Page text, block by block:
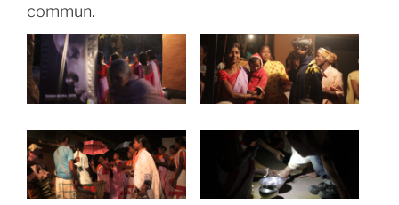
commun.